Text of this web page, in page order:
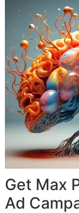
Get Max
Ad